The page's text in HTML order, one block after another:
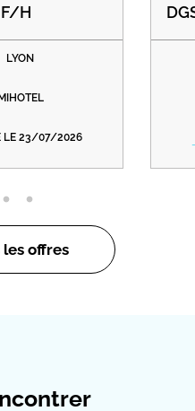
H
LYON
MIHOTEL
LE 23/07/2026
offres